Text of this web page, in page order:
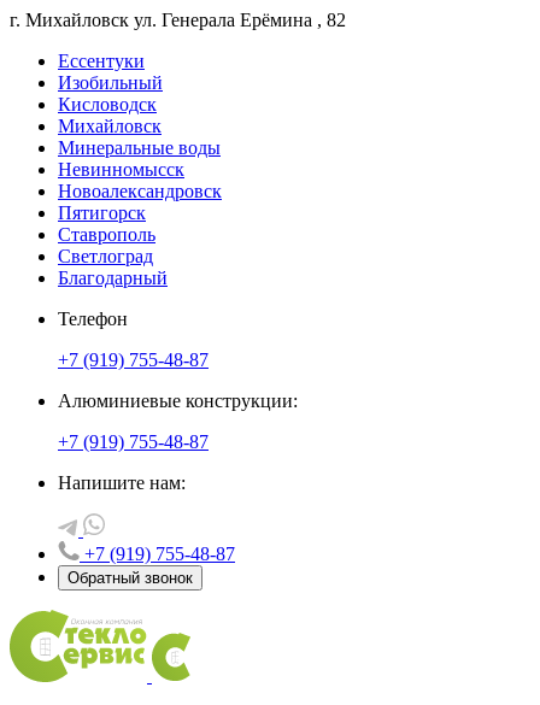
г. Михайловск ул. Генерала Ерёмина , 82
Ессентуки
Изобильный
Кисловодск
Михайловск
Минеральные воды
Невинномысск
Новоалександровск
Пятигорск
Ставрополь
Светлоград
Благодарный
Телефон
+7 (919) 755-48-87
Алюминиевые конструкции:
+7 (919) 755-48-87
Напишите нам:
+7 (919) 755-48-87
Обратный звонок